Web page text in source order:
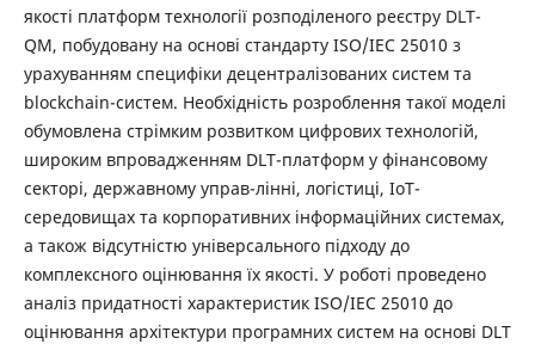
якості платформ технології розподіленого реєстру DLT-
QM, побудовану на основі стандарту ISO/IEC 25010 з
урахуванням специфіки децентралізованих систем та
blockchain-систем. Необхідність розроблення такої моделі
обумовлена стрімким розвитком цифрових технологій,
широким впровадженням DLT-платформ у фінансовому
секторі, державному управ-лінні, логістиці, IoT-
середовищах та корпоративних інформаційних системах,
а також відсутністю універсального підходу до
комплексного оцінювання їх якості. У роботі проведено
аналіз придатності характеристик ISO/IEC 25010 до
оцінювання архітектури програмних систем на основі DLT